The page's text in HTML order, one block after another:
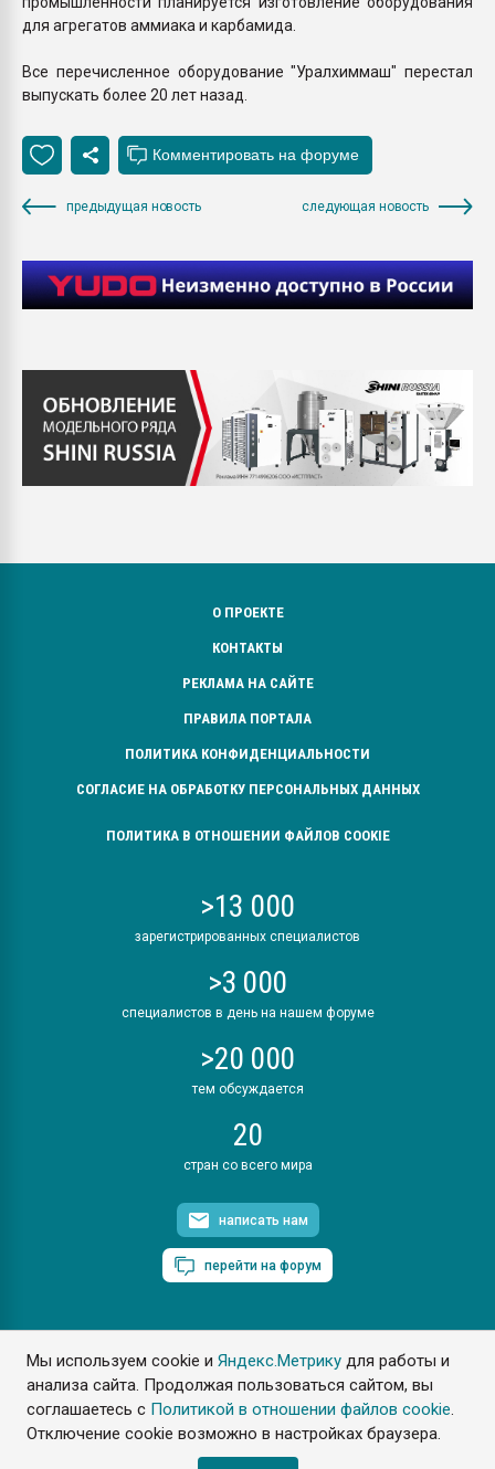
Мы используем cookie иЯндекс.Метрику для работы и
анализа сайта. Продолжая пользоваться сайтом, вы
соглашаетесь с Политикой в отношении файлов cookie.
Отключение cookie возможно в настройках браузера.
для агрегатов аммиака и карбамида.
Все перечисленное оборудование "Уралхиммаш" перестал
выпускать более 20 лет назад.
предыдущая новость следующая новость
О ПРОЕКТЕ
КОНТАКТЫ
РЕКЛАМА НА САЙТЕ
ПРАВИЛА ПОРТАЛА
ПОЛИТИКА КОНФИДЕНЦИАЛЬНОСТИ
СОГЛАСИЕ НА ОБРАБОТКУ ПЕРСОНАЛЬНЫХ ДАННЫХ
ПОЛИТИКА В ОТНОШЕНИИ ФАЙЛОВ COOKIE
>13 000
зарегистрированных специалистов
>3 000
специалистов в день на нашем форуме
>20 000
тем обсуждается
20
стран со всего мира
написать нам
перейти на форум
ПластЭксперт © 2006. Все права защищены
Разрешается копирование материалов сайта с обязательной
ссылкой на www.e-plastic.ru
Разработка сайта